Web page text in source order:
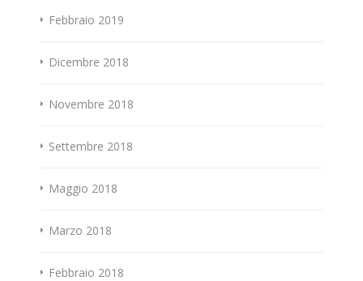
Febbraio 2019
Dicembre 2018
Novembre 2018
Settembre 2018
Maggio 2018
Marzo 2018
Febbraio 2018